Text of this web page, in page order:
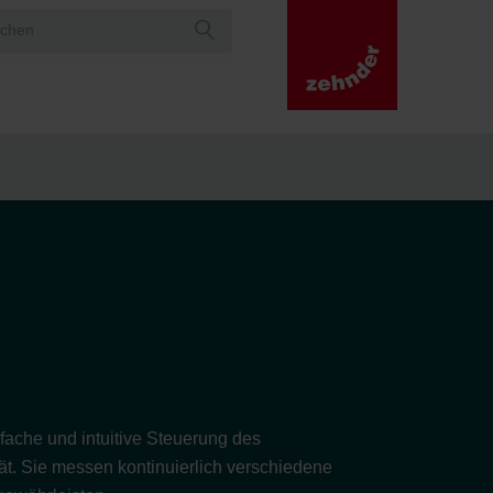
und intuitive Steuerung des
Sie messen kontinuierlich verschiedene